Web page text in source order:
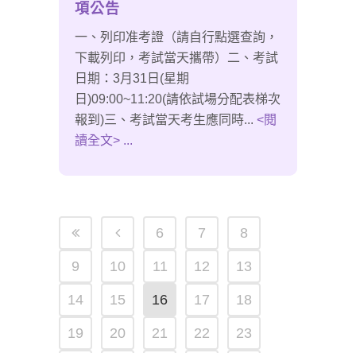
項公告
一、列印准考證（請自行點選查詢，
下載列印，考試當天攜帶）二、考試
日期：3月31日(星期
日)09:00~11:20(請依試場分配表梯次
報到)三、考試當天考生應同時... <閱
讀全文> ...
6 7 8
9 10 11 12 13
14 15 16 17 18
19 20 21 22 23